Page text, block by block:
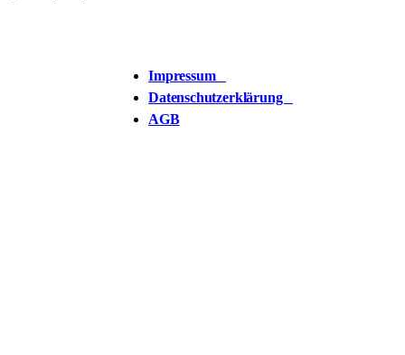
Impressum
Datenschutzerklärung
AGB